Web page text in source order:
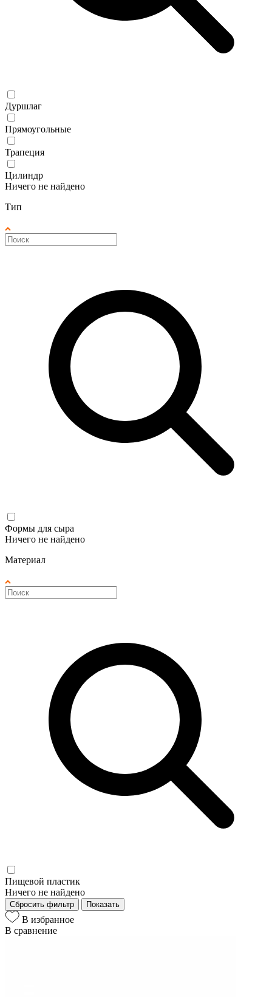
Дуршлаг
Прямоугольные
Трапеция
Цилиндр
Ничего не найдено
Тип
Формы для сыра
Ничего не найдено
Материал
Пищевой пластик
Ничего не найдено
Сбросить фильтр Показать
В избранное
В сравнение